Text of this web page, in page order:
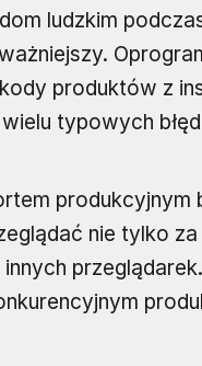
ludzkim
produktów z
typowych
produkcyjnym
nie tylko